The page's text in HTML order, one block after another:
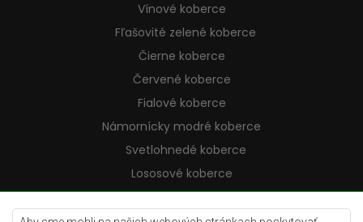
Vínové koberce
Fľašovité zelené koberce
Čierne koberce
Červené koberce
Fialové koberce
Námornícky modré koberce
Svetlohnedé koberce
Lososové koberce
Krémové koberce